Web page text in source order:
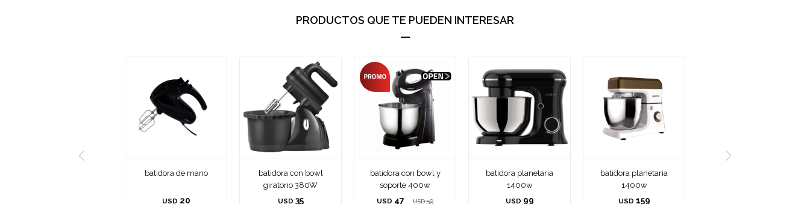
PRODUCTOS QUE TE PUEDEN INTERESAR
batidora de mano
USD 20
batidora con bowl
giratorio 380W
USD 35
batidora con bowl y
soporte 400w
USD 47 USD 59
batidora planetaria
1400w
USD 99
batidora planetaria
1400w
USD 159